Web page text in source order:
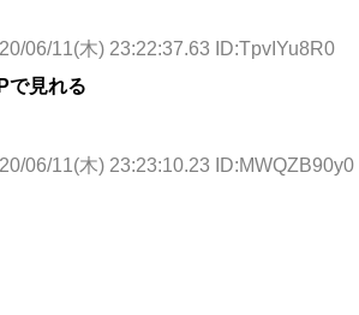
06/11(木) 23:22:37.63 ID:TpvIYu8R0
で見れる
06/11(木) 23:23:10.23 ID:MWQZB90y0